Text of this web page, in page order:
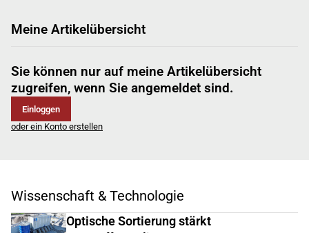
Meine Artikelübersicht
Sie können nur auf meine Artikelübersicht
zugreifen, wenn Sie angemeldet sind.
Einloggen
oder ein Konto erstellen
Wissenschaft & Technologie
Optische Sortierung stärkt